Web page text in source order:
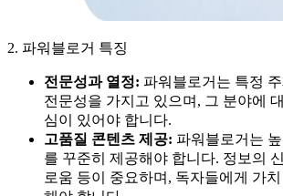
2. 파워블로거 특징
전문성과 열정: 파워블로거는 특정
전문성을 가지고 있으며, 그 분야에
심이 있어야 합니다.
고품질 콘텐츠 제공: 파워블로거는
를 꾸준히 제공해야 합니다. 정보의
로움 등이 중요하며, 독자들에게 가